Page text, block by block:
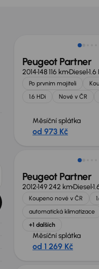
Peugeot Partner
2014148 116 kmDiesel1.6
Po prvním majiteli
1.6 HDi
Nové v ČR
Měsíční splátka
od 973 Kč
Zlevněno o 10 000 Kč
Peugeot Partner
2012149 242 kmDiesel
Koupeno nové v ČR
automatická klimatizace
+1 dalších
Měsíční splátka
od 1 269 Kč
Zlevněno o 10 000 Kč